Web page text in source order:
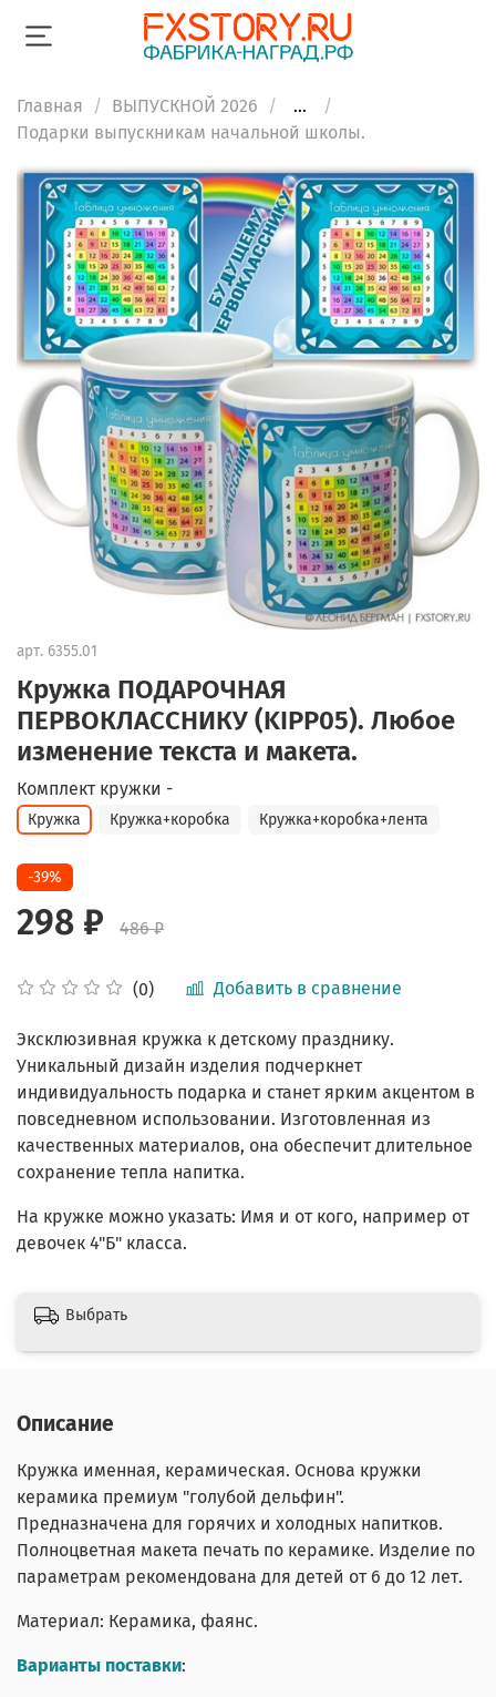
Главная ВЫПУСКНОЙ 2026
...
Подарки выпускникам начальной школы.
арт. 6355.01
Кружка ПОДАРОЧНАЯ
ПЕРВОКЛАССНИКУ (KIPP05). Любое
изменение текста и макета.
(0) Добавить в сравнение
Комплект кружки -
Кружка Кружка+коробка Кружка+коробка+лента
-39%
298 ₽ 486 ₽
Эксклюзивная кружка к детскому празднику.
Уникальный дизайн изделия подчеркнет
индивидуальность подарка и станет ярким акцентом в
повседневном использовании. Изготовленная из
качественных материалов, она обеспечит длительное
сохранение тепла напитка.
На кружке можно указать: Имя и от кого, например от
девочек 4"Б" класса.
Выбрать
Описание
Кружка именная, керамическая. Основа кружки
керамика премиум "голубой дельфин".
Предназначена для горячих и холодных напитков.
Полноцветная макета печать по керамике. Изделие по
параметрам рекомендована для детей от 6 до 12 лет.
Материал: Керамика, фаянс.
Варианты поставки: